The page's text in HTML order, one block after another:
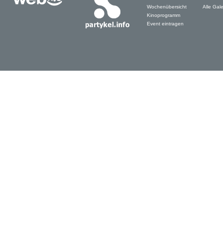
Wochenübersicht
Kinoprogramm
Event eintragen
Alle